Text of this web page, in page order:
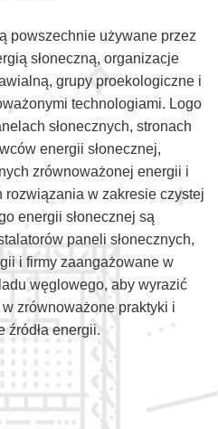
powszechnie używane przez
słoneczną, organizacje
grupy proekologiczne i
technologiami. Logo
słonecznych, stronach
energii słonecznej,
zrównoważonej energii i
w zakresie czystej
energii słonecznej są
paneli słonecznych,
i firmy zaangażowane w
węglowego, aby wyrazić
zrównoważone praktyki i
źródła energii.